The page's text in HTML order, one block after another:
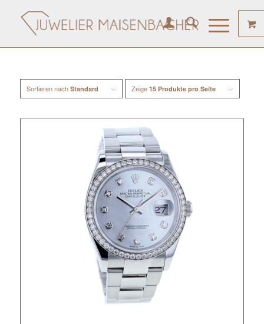
Sortieren nach Standard Zeige 15 Produkte pro Seite